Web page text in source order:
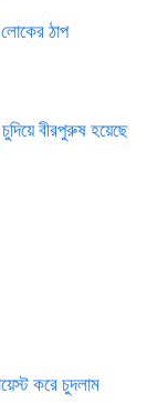
ঠাপ
বীরপুরুষ হয়েছে
করে চুদলাম